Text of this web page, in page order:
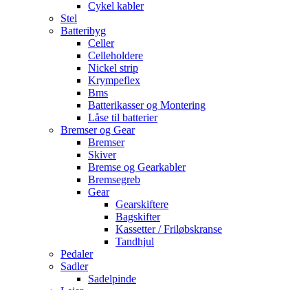
Cykel kabler
Stel
Batteribyg
Celler
Celleholdere
Nickel strip
Krympeflex
Bms
Batterikasser og Montering
Låse til batterier
Bremser og Gear
Bremser
Skiver
Bremse og Gearkabler
Bremsegreb
Gear
Gearskiftere
Bagskifter
Kassetter / Friløbskranse
Tandhjul
Pedaler
Sadler
Sadelpinde